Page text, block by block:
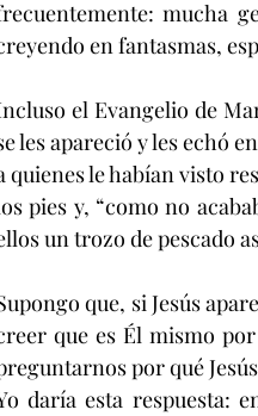
mucha
en fantasmas,
el Evangelio de
les apareció y les echó
quienes le habían visto
pies y, “como no
un trozo de pescado
que, si Jesús
que es Él mismo
por qué
daría esta respuesta: